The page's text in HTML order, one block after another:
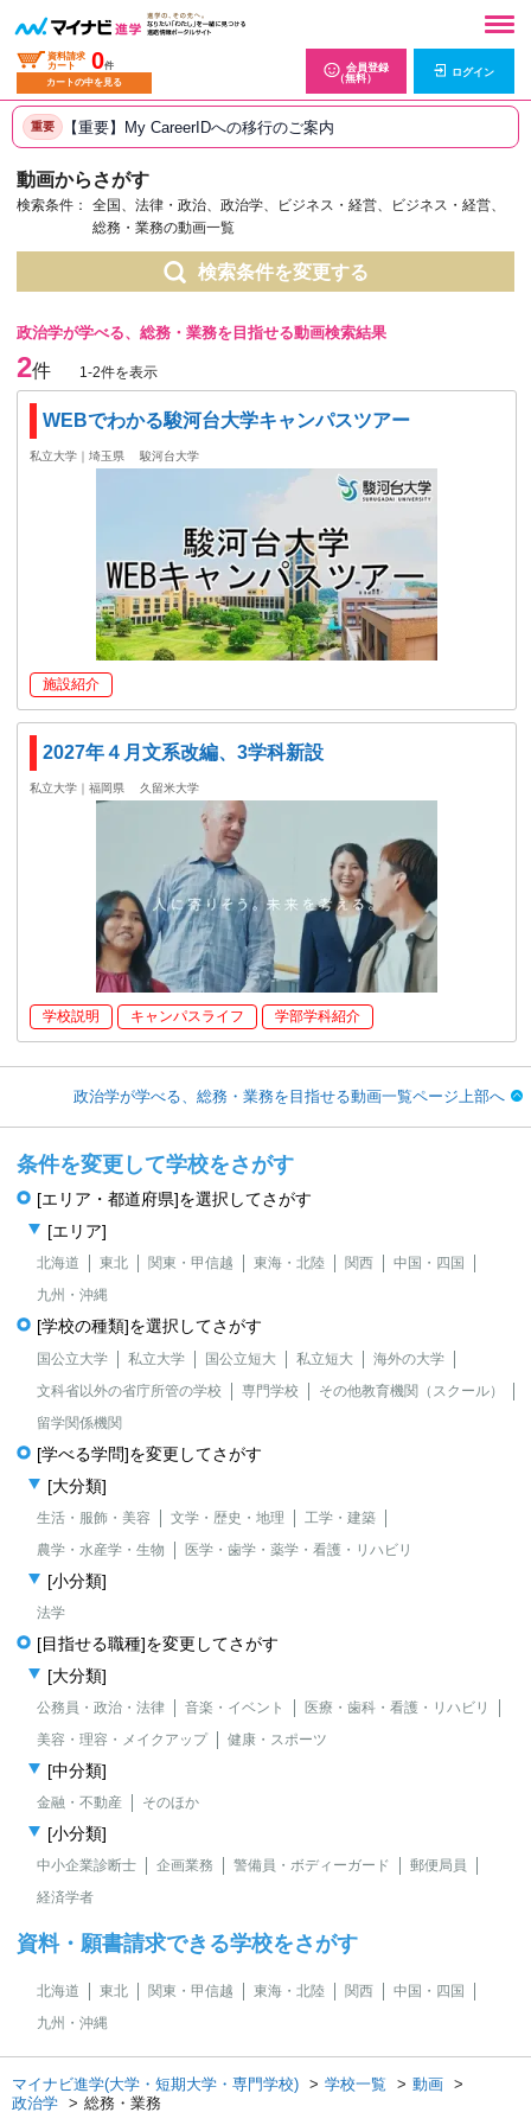
資料請求
カート
0件
カートの中を見る
会員登録
（無料）
ログイン
重要 【重要】My CareerIDへの移行のご案内
動画からさがす
検索条件：
全国、法律・政治、政治学、ビジネス・経営、ビジネス・経営、
総務・業務の動画一覧
検索条件を変更する
政治学が学べる、総務・業務を目指せる動画検索結果
2件 1-2件を表示
WEBでわかる駿河台大学キャンパスツアー
私立大学｜埼玉県 駿河台大学
施設紹介
2027年４月文系改編、3学科新設
私立大学｜福岡県 久留米大学
学校説明 キャンパスライフ 学部学科紹介
政治学が学べる、総務・業務を目指せる動画一覧ページ上部へ
条件を変更して学校をさがす
[エリア・都道府県]を選択してさがす
[エリア]
北海道 東北 関東・甲信越 東海・北陸 関西
中国・四国
九州・沖縄
[学校の種類]を選択してさがす
国公立大学 私立大学 国公立短大 私立短大
海外の大学
文科省以外の省庁所管の学校
専門学校
その他教育機関（スクール）
留学関係機関
[学べる学問]を変更してさがす
[大分類]
生活・服飾・美容 文学・歴史・地理
工学・建築
農学・水産学・生物
医学・歯学・薬学・看護・リハビリ
[小分類]
法学
[目指せる職種]を変更してさがす
[大分類]
公務員・政治・法律 音楽・イベント
医療・歯科・看護・リハビリ
美容・理容・メイクアップ
健康・スポーツ
[中分類]
金融・不動産 そのほか
[小分類]
中小企業診断士 企画業務 警備員・ボディーガード
郵便局員
経済学者
資料・願書請求できる学校をさがす
北海道 東北 関東・甲信越 東海・北陸 関西
中国・四国
九州・沖縄
マイナビ進学(大学・短期大学・専門学校) 学校一覧
動画
政治学
総務・業務